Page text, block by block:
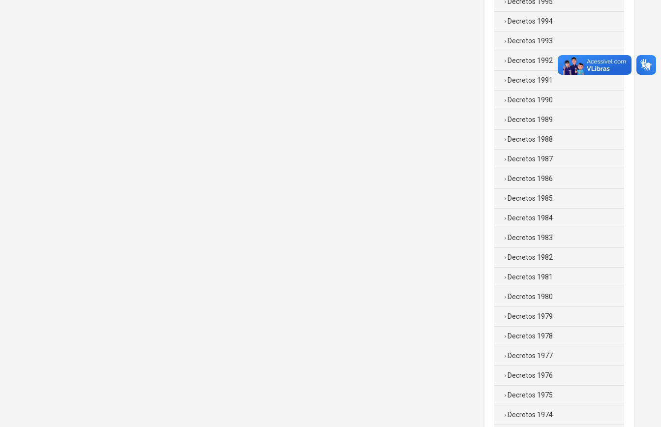
Decretos 1994
Decretos 1993
Decretos 1992
Decretos 1991
Decretos 1990
Decretos 1989
Decretos 1988
Decretos 1987
Decretos 1986
Decretos 1985
Decretos 1984
Decretos 1983
Decretos 1982
Decretos 1981
Decretos 1980
Decretos 1979
Decretos 1978
Decretos 1977
Decretos 1976
Decretos 1975
Decretos 1974